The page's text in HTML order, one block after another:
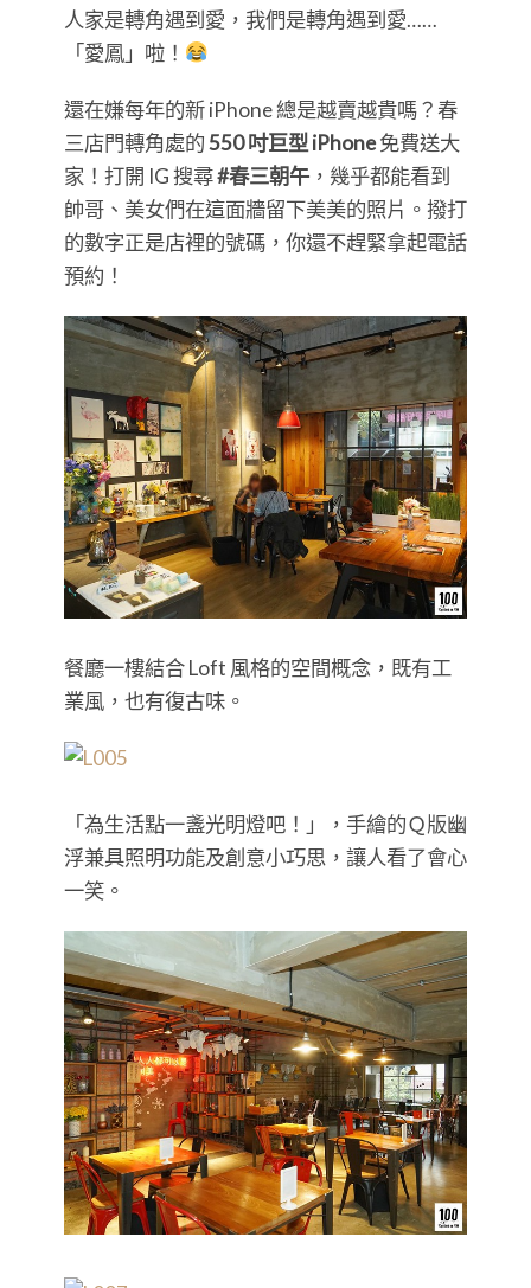
人家是轉角遇到愛，我們是轉角遇到愛……
「愛鳳」啦！
還在嫌每年的新 iPhone 總是越賣越貴嗎？春
三店門轉角處的550 吋巨型 iPhone免費送大
家！打開 IG 搜尋#春三朝午 ，幾乎都能看到
帥哥、美女們在這面牆留下美美的照片。撥打
的數字正是店裡的號碼，你還不趕緊拿起電話
預約！
餐廳一樓結合 Loft 風格的空間概念，既有工
業風，也有復古味。
「為生活點一盞光明燈吧！」，手繪的Ｑ版幽
浮兼具照明功能及創意小巧思，讓人看了會心
一笑。